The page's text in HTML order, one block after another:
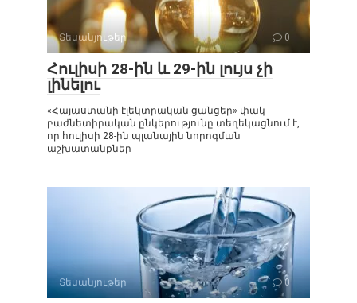
Տեսանյութեր 0
Հուլիսի 28-ին և 29-ին լույս չի
լինելու
«Հայաստանի էլեկտրական ցանցեր» փակ
բաժնետիրական ընկերությունը տեղեկացնում է,
որ հուլիսի 28-ին պլանային նորոգման
աշխատանքներ
Տեսանյութեր 0